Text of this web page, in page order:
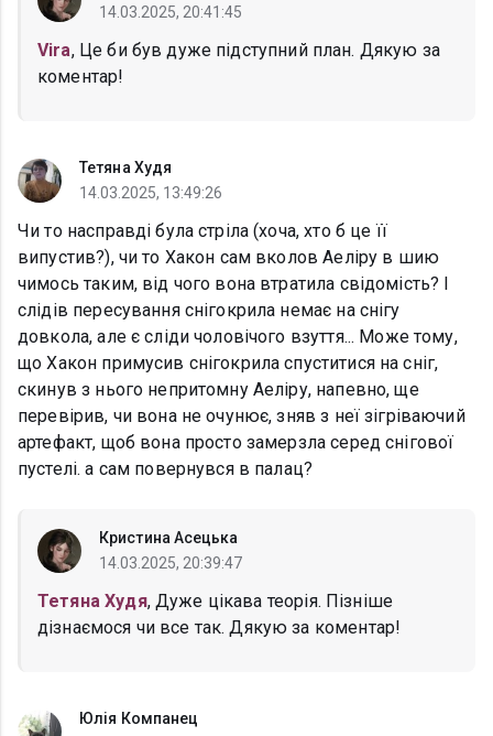
14.03.2025, 20:41:45
Vira, Це би був дуже підступний план. Дякую за
коментар!
Тетяна Худя
14.03.2025, 13:49:26
Чи то насправді була стріла (хоча, хто б це її
випустив?), чи то Хакон сам вколов Аеліру в шию
чимось таким, від чого вона втратила свідомість? І
слідів пересування снігокрила немає на снігу
довкола, але є сліди чоловічого взуття... Може тому,
що Хакон примусив снігокрила спуститися на сніг,
скинув з нього непритомну Аеліру, напевно, ще
перевірив, чи вона не очунює, зняв з неї зігріваючий
артефакт, щоб вона просто замерзла серед снігової
пустелі. а сам повернувся в палац?
Кристина Асецька
14.03.2025, 20:39:47
Тетяна Худя, Дуже цікава теорія. Пізніше
дізнаємося чи все так. Дякую за коментар!
Юлія Компанец